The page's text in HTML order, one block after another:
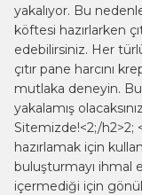
yakalıyor. Bu
köftesi hazırlarken
edebilirsiniz. Her
çıtır pane harcını
mutlaka deneyin.
yakalamış
Sitemizde!<2;/h2>2;
hazırlamak için
buluşturmayı ihmal
içermediği için gönül